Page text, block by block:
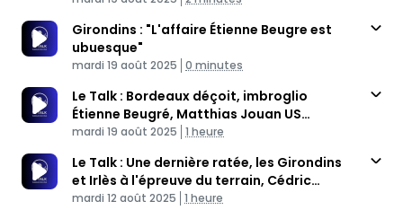
Girondins : "L'affaire Étienne Beugre est
ubuesque"
Published At
mardi 19 août 2025 Time
0 minutes
Le Talk : Bordeaux déçoit, imbroglio
Étienne Beugré, Matthias Jouan US
Granville
Published At
mardi 19 août 2025 Time
1 heure
Le Talk : Une dernière ratée, les Girondins
et Irlès à l'épreuve du terrain, Cédric
Hengbart invité
Published At
mardi 12 août 2025 Time
1 heure